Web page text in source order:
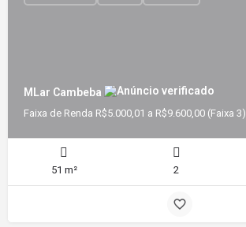
MLar Cambeba
Faixa de Renda R$5.000,01 a R$9.600,00 (Faixa 3)
51 m² 2